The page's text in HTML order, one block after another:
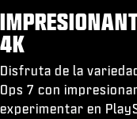
4K
Disfruta de la
Ops 7 con
experimentar en